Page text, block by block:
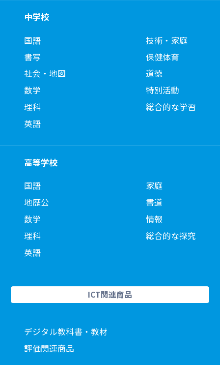
中学校
国語
書写
社会・地図
数学
理科
英語
技術・家庭
保健体育
道徳
特別活動
総合的な学習
高等学校
国語
地歴公
数学
理科
英語
家庭
書道
情報
総合的な探究
ICT関連商品
デジタル教科書・教材
評価関連商品